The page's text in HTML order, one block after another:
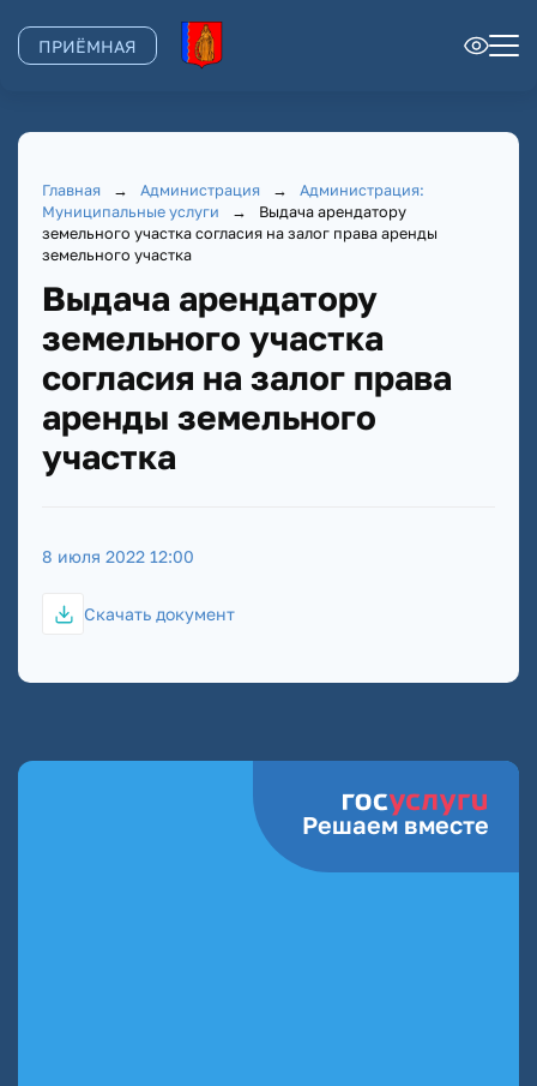
ПРИЁМНАЯ
Главная → Администрация →
Администрация:
Муниципальные услуги
→
Выдача арендатору
земельного участка согласия на залог права аренды
земельного участка
Выдача арендатору
земельного участка
согласия на залог права
аренды земельного
участка
8 июля 2022 12:00
Скачать документ
Решаем вместе